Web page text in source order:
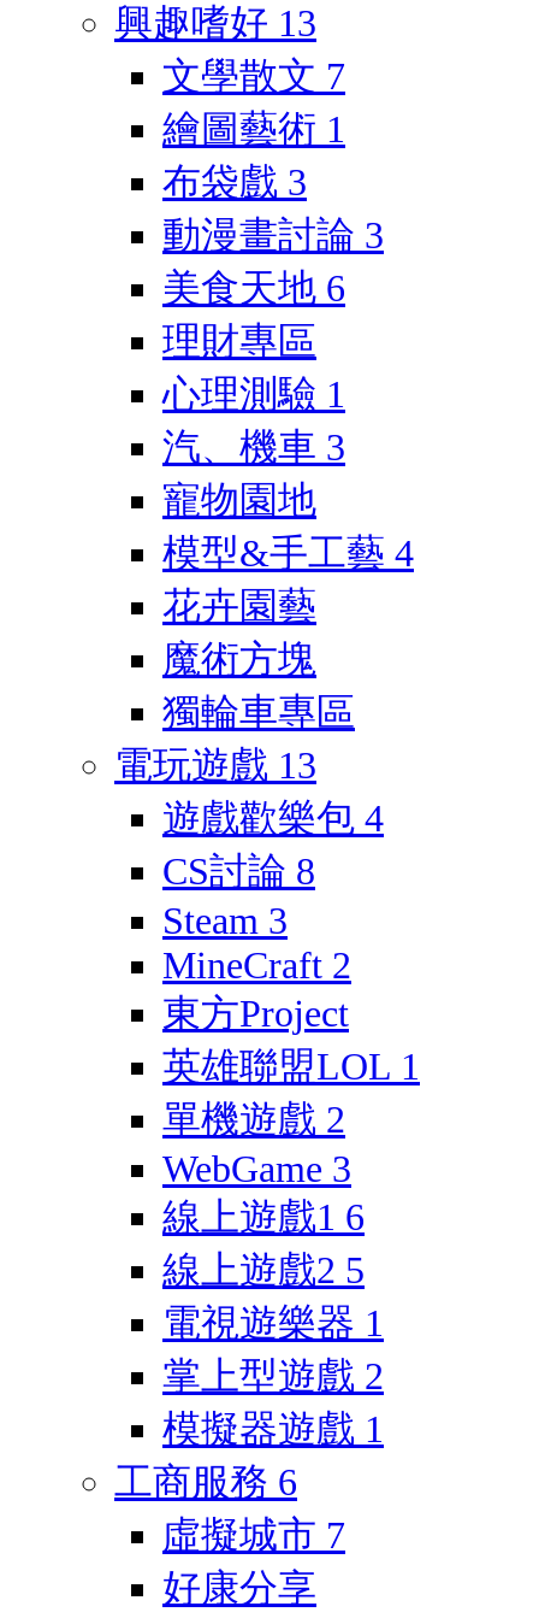
興趣嗜好 13
文學散文 7
繪圖藝術 1
布袋戲 3
動漫畫討論 3
美食天地 6
理財專區
心理測驗 1
汽、機車 3
寵物園地
模型&手工藝 4
花卉園藝
魔術方塊
獨輪車專區
電玩遊戲 13
遊戲歡樂包 4
CS討論 8
Steam 3
MineCraft 2
東方Project
英雄聯盟LOL 1
單機遊戲 2
WebGame 3
線上遊戲1 6
線上遊戲2 5
電視遊樂器 1
掌上型遊戲 2
模擬器遊戲 1
工商服務 6
虛擬城市 7
好康分享